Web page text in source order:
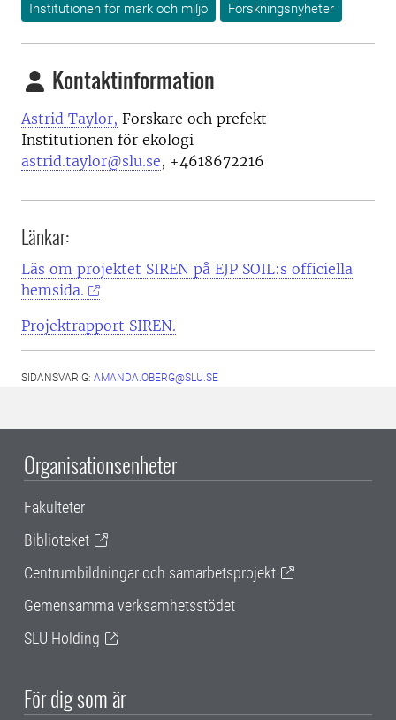
Institutionen för mark och miljö
Forskningsnyheter
Kontaktinformation
Astrid Taylor, Forskare och prefekt
Institutionen för ekologi
astrid.taylor@slu.se, +4618672216
Länkar:
Läs om projektet SIREN på EJP SOIL:s officiella
hemsida.
Projektrapport SIREN.
SIDANSVARIG: AMANDA.OBERG@SLU.SE
Organisationsenheter
Fakulteter
Biblioteket
Centrumbildningar och samarbetsprojekt
Gemensamma verksamhetsstödet
SLU Holding
För dig som är